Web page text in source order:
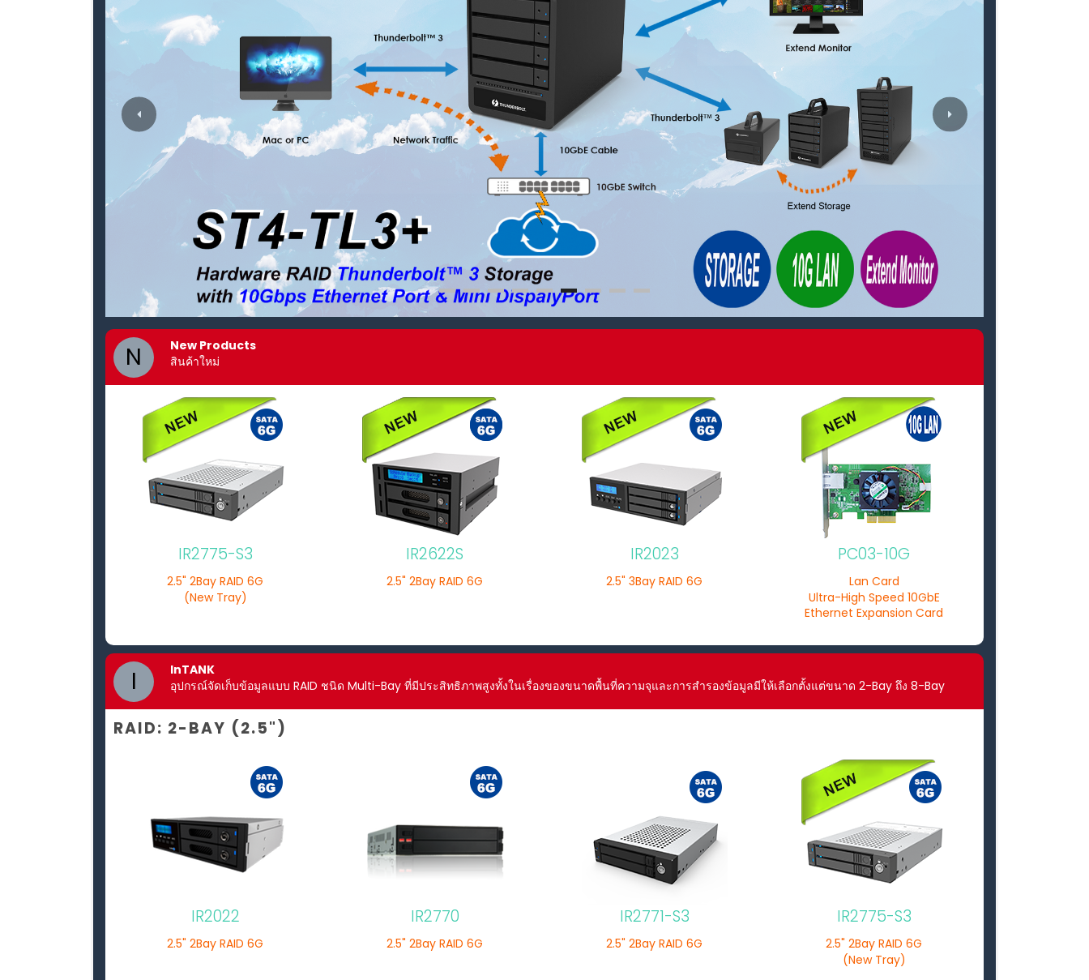
N
New Products
สินค้าใหม่
IR2775-S3
2.5" 2Bay RAID 6G
(New Tray)
IR2622S
2.5" 2Bay RAID 6G
IR2023
2.5" 3Bay RAID 6G
PC03-10G
Lan Card
Ultra-High Speed 10GbE
Ethernet Expansion Card
I
InTANK
อุปกรณ์จัดเก็บข้อมูลแบบ RAID ชนิด Multi-Bay ที่มีประสิทธิภาพสูงทั้งในเรื่องของขนาดพื้นที่ความจุและการสำรองข้อมูลมีให้เลือกตั้งแต่ขนาด 2-Bay ถึง 8-Bay
RAID: 2-BAY (2.5")
IR2022
2.5" 2Bay RAID 6G
IR2770
2.5" 2Bay RAID 6G
IR2771-S3
2.5" 2Bay RAID 6G
IR2775-S3
2.5" 2Bay RAID 6G
(New Tray)